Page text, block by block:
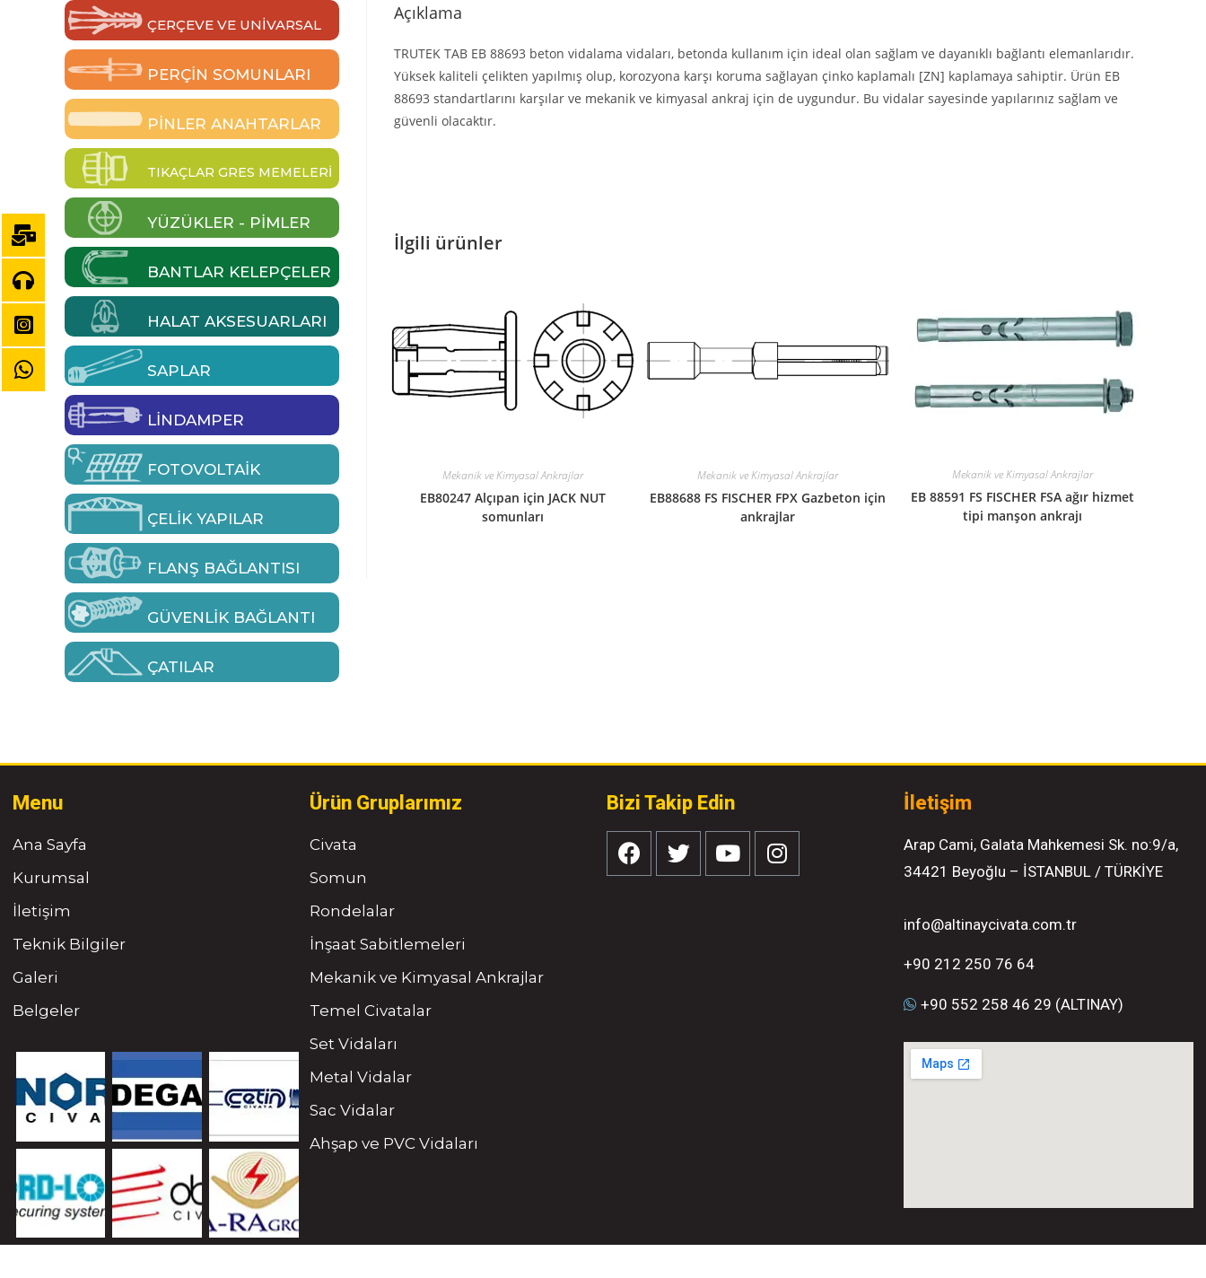
Açıklama
TRUTEK TAB EB 88693 beton vidalama vidaları, betonda kullanım için ideal olan sağlam ve dayanıklı bağlantı elemanlarıdır.
Yüksek kaliteli çelikten yapılmış olup, korozyona karşı koruma sağlayan çinko kaplamalı [ZN] kaplamaya sahiptir. Ürün EB
88693 standartlarını karşılar ve mekanik ve kimyasal ankraj için de uygundur. Bu vidalar sayesinde yapılarınız sağlam ve
güvenli olacaktır.
İlgili ürünler
Mekanik ve Kimyasal Ankrajlar
EB80247 Alçıpan için JACK NUT
somunları
Mekanik ve Kimyasal Ankrajlar
EB88688 FS FISCHER FPX Gazbeton için
ankrajlar
Mekanik ve Kimyasal Ankrajlar
EB 88591 FS FISCHER FSA ağır hizmet
tipi manşon ankrajı
ÇERÇEVE VE UNIVARSAL
PERÇIN SOMUNLARI
PINLER ANAHTARLAR
TIKAÇLAR GRES MEMELERI
YÜZÜKLER - PIMLER
BANTLAR KELEPÇELER
HALAT AKSESUARLARI
SAPLAR
LINDAMPER
FOTOVOLTAIK
ÇELIK YAPILAR
FLANŞ BAĞLANTISI
GÜVENLIK BAĞLANTI
ÇATILAR
Menu
Ana Sayfa
Kurumsal
İletişim
Teknik Bilgiler
Galeri
Belgeler
Ürün Gruplarımız
Civata
Somun
Rondelalar
İnşaat Sabitlemeleri
Mekanik ve Kimyasal Ankrajlar
Temel Civatalar
Set Vidaları
Metal Vidalar
Sac Vidalar
Ahşap ve PVC Vidaları
Bizi Takip Edin İletişim
Arap Cami, Galata Mahkemesi Sk. no:9/a,
34421 Beyoğlu – İSTANBUL / TÜRKİYE
info@altinaycivata.com.tr
+90 212 250 76 64
+90 552 258 46 29 (ALTINAY)